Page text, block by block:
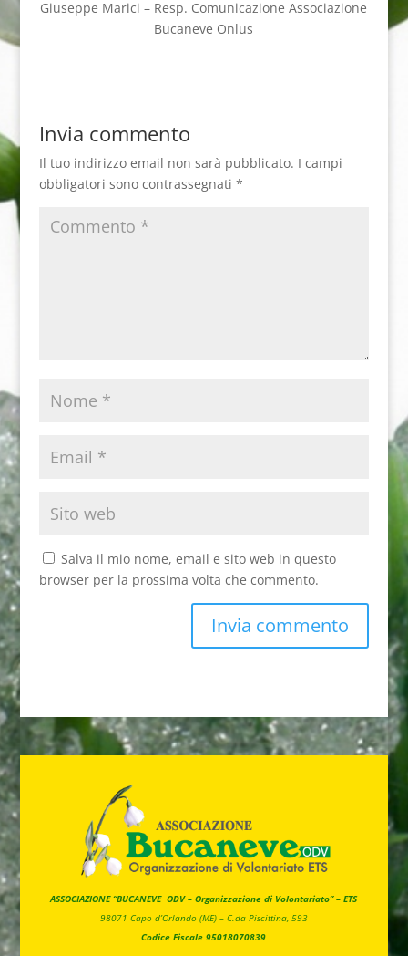
Giuseppe Marici – Resp. Comunicazione Associazione
Bucaneve Onlus
Invia commento
Il tuo indirizzo email non sarà pubblicato. I campi
obbligatori sono contrassegnati *
Salva il mio nome, email e sito web in questo
browser per la prossima volta che commento.
ASSOCIAZIONE “BUCANEVE ODV – Organizzazione di Volontariato” – ETS
98071 Capo d’Orlando (ME) – C.da Piscittina, 593
Codice Fiscale 95018070839